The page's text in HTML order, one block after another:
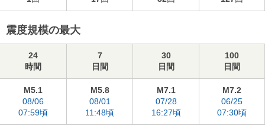
震度規模の最大
24
時間
7
日間
30
日間
100
日間
M5.1
08/06
07:59頃
M5.8
08/01
11:48頃
M7.1
07/28
16:27頃
M7.2
06/25
07:30頃